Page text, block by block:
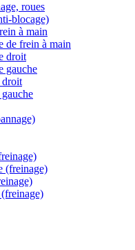
roues
blocage)
à main
de frein à main
droit
gauche
droit
(freinage)